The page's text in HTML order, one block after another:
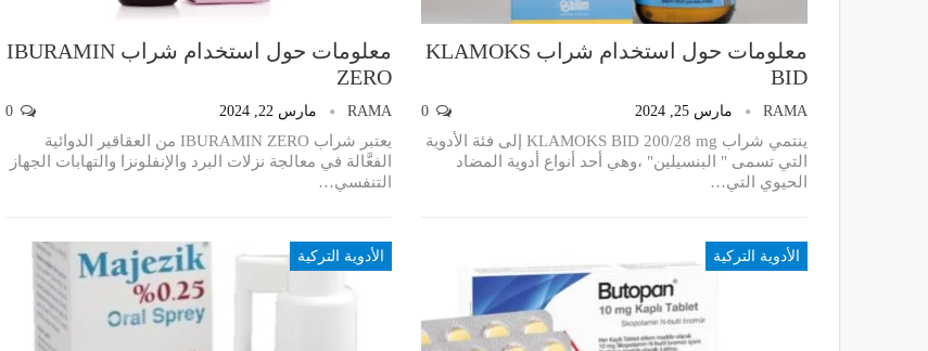
معلومات حول استخدام شراب KLAMOKS
BID
RAMA مارس 25, 2024
ينتمي شراب KLAMOKS BID 200/28 mg إلى فئة الأدوية
التي تسمى " البنسيلين" ،وهي أحد أنواع أدوية المضاد
الحيوي التي…
معلومات حول استخدام شراب IBURAMIN
ZERO
RAMA مارس 22, 2024
يعتبر شراب IBURAMIN ZERO من العقاقير الدوائية
الفعَّالة في معالجة نزلات البرد والإنفلونزا والتهابات الجهاز
التنفسي…
الأدوية التركية الأدوية التركية